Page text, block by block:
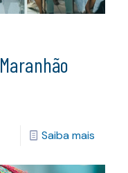
Saiba mais